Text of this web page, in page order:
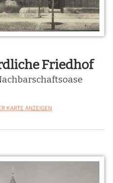
Friedhof
KARTE ANZEIGEN